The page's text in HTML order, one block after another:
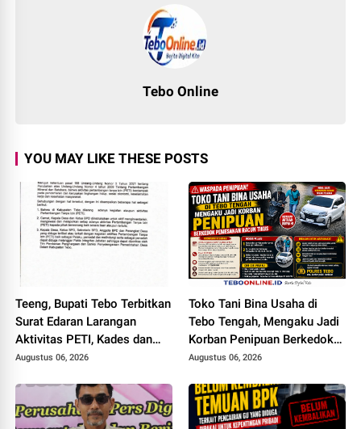
Tebo Online
YOU MAY LIKE THESE POSTS
Teeng, Bupati Tebo Terbitkan
Surat Edaran Larangan
Aktivitas PETI, Kades dan
Perangkat Desa Yang
Augustus 06, 2026
Toko Tani Bina Usaha di
Tebo Tengah, Mengaku Jadi
Korban Penipuan Berkedok
Pemesanan Racun Tikus
Augustus 06, 2026